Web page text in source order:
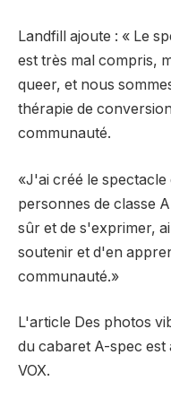
Landfill ajoute : « Le
est très mal compris,
queer, et nous
thérapie de
communauté.
«J'ai créé le
personnes de classe
sûr et de s'exprimer,
soutenir et d'en
communauté.»
L'article Des photos
du cabaret A-spec
VOX.